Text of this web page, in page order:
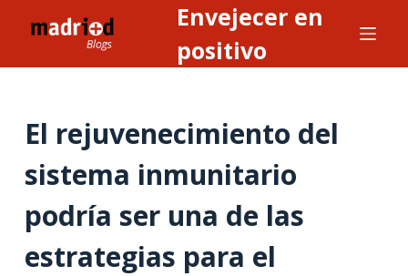
l
o
n
Envejecer en
positivo
El rejuvenecimiento del
sistema inmunitario
podría ser una de las
estrategias para el